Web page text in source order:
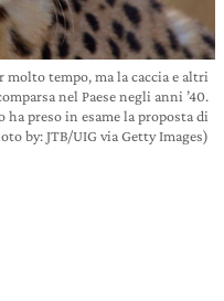
tempo, ma la caccia e altri
nel Paese negli anni ’40.
preso in esame la proposta di
by: JTB/UIG via Getty Images)